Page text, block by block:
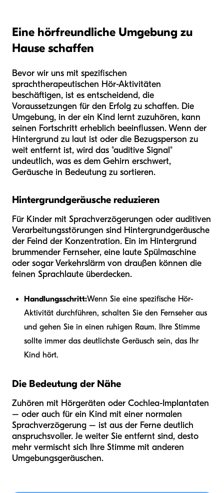
Eine hörfreundliche Umgebung zu
Hause schaffen
Bevor wir uns mit spezifischen
sprachtherapeutischen Hör-Aktivitäten
beschäftigen, ist es entscheidend, die
Voraussetzungen für den Erfolg zu schaffen. Die
Umgebung, in der ein Kind lernt zuzuhören, kann
seinen Fortschritt erheblich beeinflussen. Wenn der
Hintergrund zu laut ist oder die Bezugsperson zu
weit entfernt ist, wird das "auditive Signal"
undeutlich, was es dem Gehirn erschwert,
Geräusche in Bedeutung zu sortieren.
Hintergrundgeräusche reduzieren
Für Kinder mit Sprachverzögerungen oder auditiven
Verarbeitungsstörungen sind Hintergrundgeräusche
der Feind der Konzentration. Ein im Hintergrund
brummender Fernseher, eine laute Spülmaschine
oder sogar Verkehrslärm von draußen können die
feinen Sprachlaute überdecken.
Handlungsschritt:Wenn Sie eine spezifische Hör-
Aktivität durchführen, schalten Sie den Fernseher aus
und gehen Sie in einen ruhigen Raum. Ihre Stimme
sollte immer das deutlichste Geräusch sein, das Ihr
Kind hört.
Die Bedeutung der Nähe
Zuhören mit Hörgeräten oder Cochlea-Implantaten
– oder auch für ein Kind mit einer normalen
Sprachverzögerung – ist aus der Ferne deutlich
anspruchsvoller. Je weiter Sie entfernt sind, desto
mehr vermischt sich Ihre Stimme mit anderen
Umgebungsgeräuschen.